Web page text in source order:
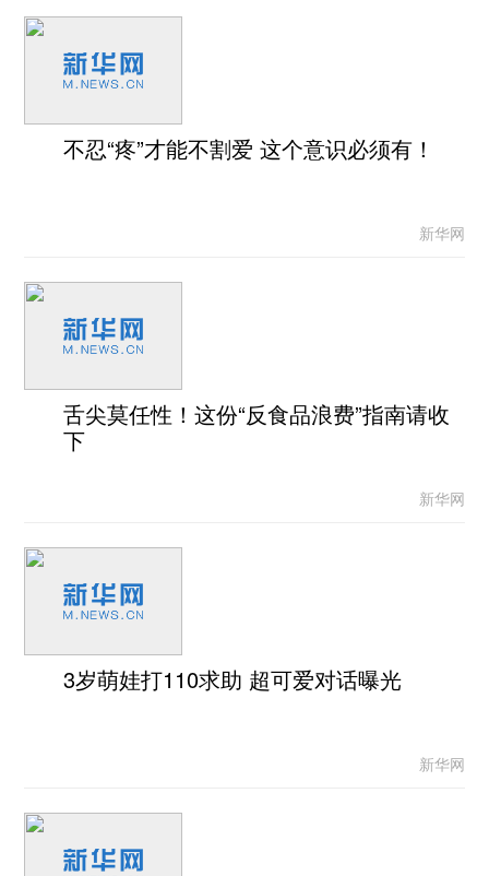
不忍“疼”才能不割爱 这个意识必须有！
新华网
舌尖莫任性！这份“反食品浪费”指南请收
下
新华网
3岁萌娃打110求助 超可爱对话曝光
新华网